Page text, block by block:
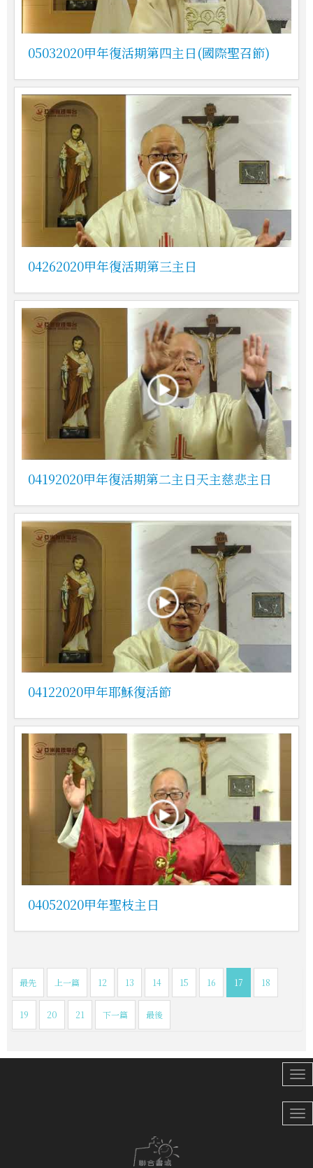
05032020甲年復活期第四主日(國際聖召節)
04262020甲年復活期第三主日
04192020甲年復活期第二主日天主慈悲主日
04122020甲年耶穌復活節
04052020甲年聖枝主日
最先 上一篇 12 13 14 15 16 17 18
19 20 21 下一篇 最後